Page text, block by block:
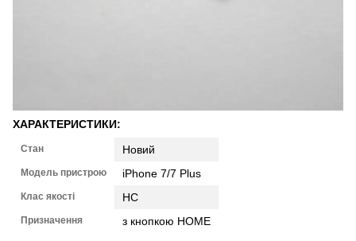
ХАРАКТЕРИСТИКИ:
Стан Новий
Модель пристрою iPhone 7/7 Plus
Клас якості HC
Призначення з кнопкою HOME